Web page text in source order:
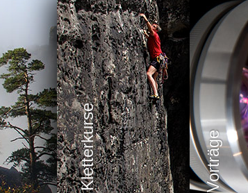
Kletterkurse Vorträge